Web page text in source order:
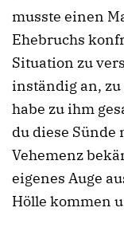
musste einen
Ehebruchs
Situation zu
inständig an,
habe zu ihm
du diese
Vehemenz
eigenes Auge
Hölle kommen